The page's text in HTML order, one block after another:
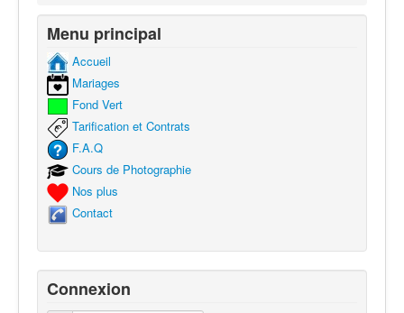
Menu principal
Accueil
Mariages
Fond Vert
Tarification et Contrats
F.A.Q
Cours de Photographie
Nos plus
Contact
Connexion